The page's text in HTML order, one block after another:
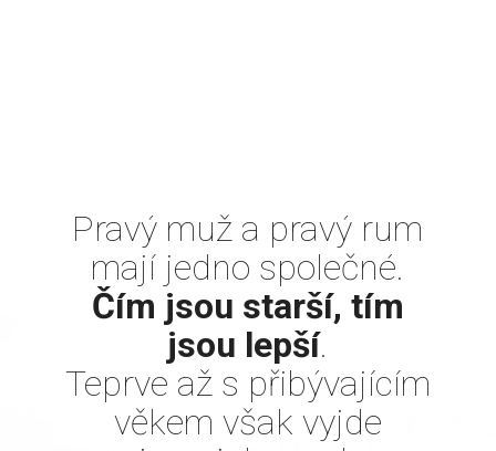
Pravý muž a pravý rum
mají jedno společné.
Čím jsou starší, tím
jsou lepší.
Teprve až s přibývajícím
věkem však vyjde